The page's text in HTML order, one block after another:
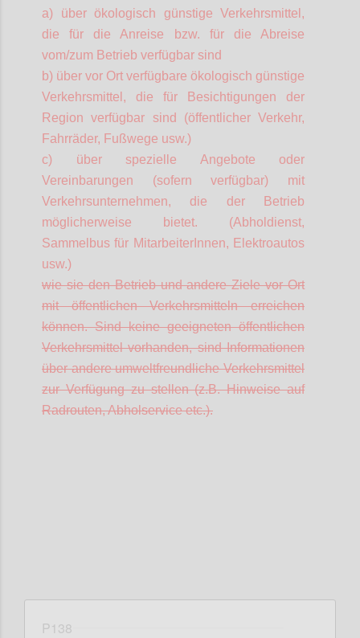
a) über ökologisch günstige Verkehrsmittel,
die für die Anreise bzw. für die Abreise
vom/zum Betrieb verfügbar sind
b) über vor Ort verfügbare ökologisch günstige
Verkehrsmittel, die für Besichtigungen der
Region verfügbar sind (öffentlicher Verkehr,
Fahrräder, Fußwege usw.)
c) über spezielle Angebote oder
Vereinbarungen (sofern verfügbar) mit
Verkehrsunternehmen, die der Betrieb
möglicherweise bietet. (Abholdienst,
Sammelbus für MitarbeiterInnen, Elektroautos
usw.)
wie sie den Betrieb und andere Ziele vor Ort
mit öffentlichen Verkehrsmitteln erreichen
können. Sind keine geeigneten öffentlichen
Verkehrsmittel vorhanden, sind Informationen
über andere umweltfreundliche Verkehrsmittel
zur Verfügung zu stellen (z.B. Hinweise auf
Radrouten, Abholservice etc.).
P138